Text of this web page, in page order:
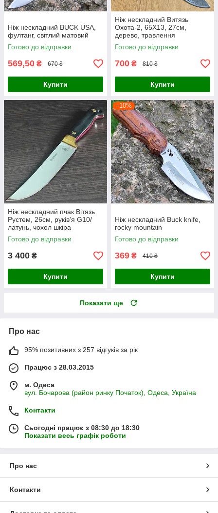
Ніж нескладний BUCK USA,
фултанг, світлий матовий
Готово до відправки
569,50 ₴ 670 ₴
Купити
Ніж нескладний Витязь
Охота-2, 65Х13, 27см,
дерево, травлення
Готово до відправки
700 ₴ 810 ₴
Купити
Ніж нескладний пчак Вітязь
Рустем, 26см, руків'я G10/
латунь, чохол шкіра
Готово до відправки
3 400 ₴
Купити
–10%
Ніж нескладний Buck knife,
rocky mountain
Готово до відправки
369 ₴ 410 ₴
Купити
Показати ще
Про нас
95% позитивних з 257 відгуків за рік
Працює з 28.03.2015
м. Одеса
вул. Бочарова (район ринку Початок), Одеса, Україна
Контакти
Сьогодні працює з 08:30 до 18:30
Показати весь графік роботи
Про нас
Контакти